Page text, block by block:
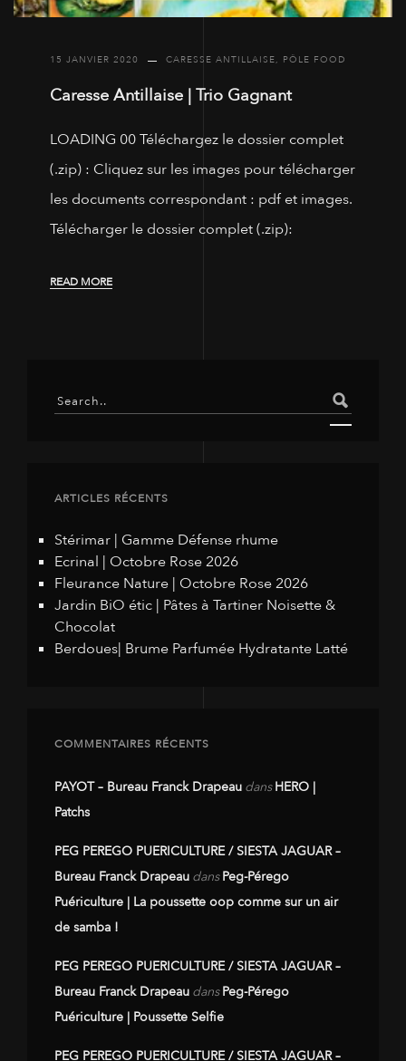
15 JANVIER 2020 CARESSE ANTILLAISE, PÔLE FOOD
Caresse Antillaise | Trio Gagnant
LOADING 00 Téléchargez le dossier complet
(.zip) : Cliquez sur les images pour télécharger
les documents correspondant : pdf et images.
Télécharger le dossier complet (.zip):
READ MORE
ARTICLES RÉCENTS
Stérimar | Gamme Défense rhume
Ecrinal | Octobre Rose 2026
Fleurance Nature | Octobre Rose 2026
Jardin BiO étic | Pâtes à Tartiner Noisette &
Chocolat
Berdoues| Brume Parfumée Hydratante Latté
COMMENTAIRES RÉCENTS
PAYOT – Bureau Franck Drapeau dansHERO |
Patchs
PEG PEREGO PUERICULTURE / SIESTA JAGUAR –
Bureau Franck Drapeau dansPeg-Pérego
Puériculture | La poussette oop comme sur un air
de samba !
PEG PEREGO PUERICULTURE / SIESTA JAGUAR –
Bureau Franck Drapeau dansPeg-Pérego
Puériculture | Poussette Selfie
PEG PEREGO PUERICULTURE / SIESTA JAGUAR –